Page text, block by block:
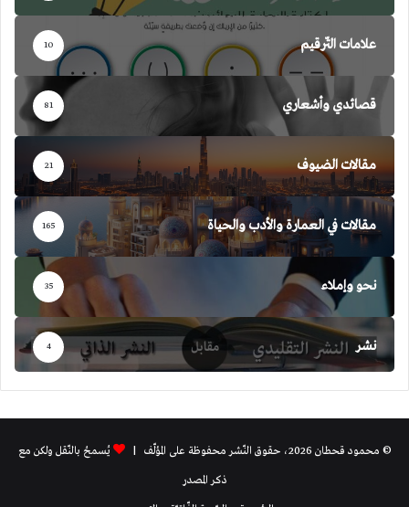
علامات التّرقيم 10
قصائدي وأشعاري 81
مقالات الضيوف 21
مقالات في العمارة والأدب والحياة 165
نحو وإملاء 35
نشر 4
© محمود قحطان 2026، حقوق النّشر محفوظة على المؤلّف |
يُسمحُ بالنّقل ولكن مع
ذكر المصدر